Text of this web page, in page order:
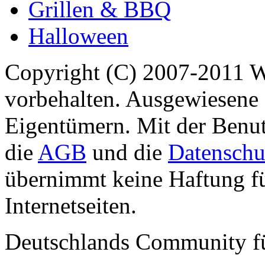
Grillen & BBQ
Halloween
Copyright (C) 2007-2011
vorbehalten.
Eigentümern. Mit der
die AGB und die
übernimmt keine Haftung
Internetseiten.
Deutschlands Community